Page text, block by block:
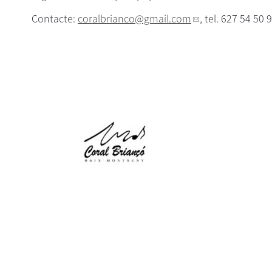
Contacte: coralbrianco@gmail.com , tel. 627 54 50